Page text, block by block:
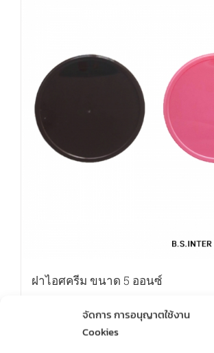
จัดการ การอนุญาตใช้งาน
Cookies
ฝาไอศครีม ขนาด 5 ออนซ์